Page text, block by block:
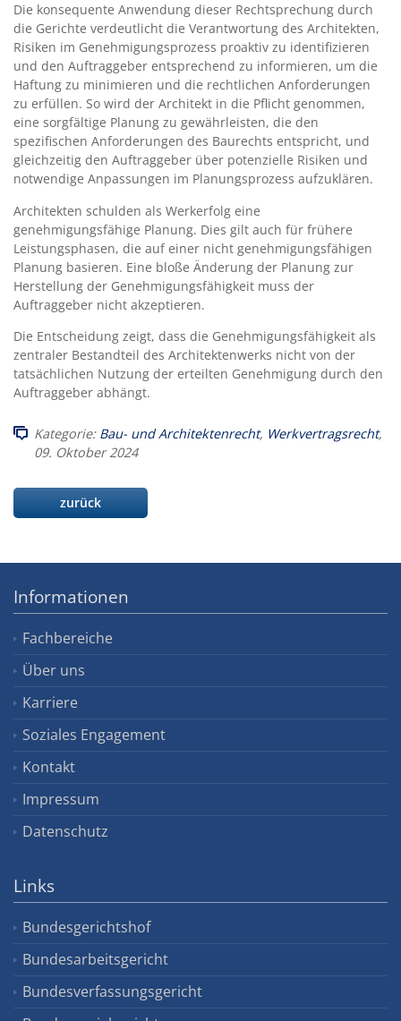
Die konsequente Anwendung dieser Rechtsprechung durch
die Gerichte verdeutlicht die Verantwortung des Architekten,
Risiken im Genehmigungsprozess proaktiv zu identifizieren
und den Auftraggeber entsprechend zu informieren, um die
Haftung zu minimieren und die rechtlichen Anforderungen
zu erfüllen. So wird der Architekt in die Pflicht genommen,
eine sorgfältige Planung zu gewährleisten, die den
spezifischen Anforderungen des Baurechts entspricht, und
gleichzeitig den Auftraggeber über potenzielle Risiken und
notwendige Anpassungen im Planungsprozess aufzuklären.
Architekten schulden als Werkerfolg eine
genehmigungsfähige Planung. Dies gilt auch für frühere
Leistungsphasen, die auf einer nicht genehmigungsfähigen
Planung basieren. Eine bloße Änderung der Planung zur
Herstellung der Genehmigungsfähigkeit muss der
Auftraggeber nicht akzeptieren.
Die Entscheidung zeigt, dass die Genehmigungsfähigkeit als
zentraler Bestandteil des Architektenwerks nicht von der
tatsächlichen Nutzung der erteilten Genehmigung durch den
Auftraggeber abhängt.
Kategorie: Bau- und Architektenrecht, Werkvertragsrecht,
09. Oktober 2024
zurück
Informationen
Fachbereiche
Über uns
Karriere
Soziales Engagement
Kontakt
Impressum
Datenschutz
Links
Bundesgerichtshof
Bundesarbeitsgericht
Bundesverfassungsgericht